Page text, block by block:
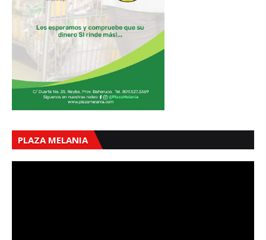
PLAZA MELANIA